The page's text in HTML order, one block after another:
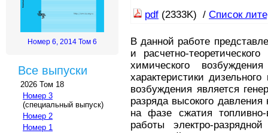
Номер 6, 2014 Том 6
Все выпуски
2026 Том 18
Номер 3
(специальный выпуск)
Номер 2
Номер 1
pdf (2333K) / Список
В данной работе
и расчетно-
химического
характеристики
возбуждения является
разряда высокого давления
на фазе сжатия
работы электро-